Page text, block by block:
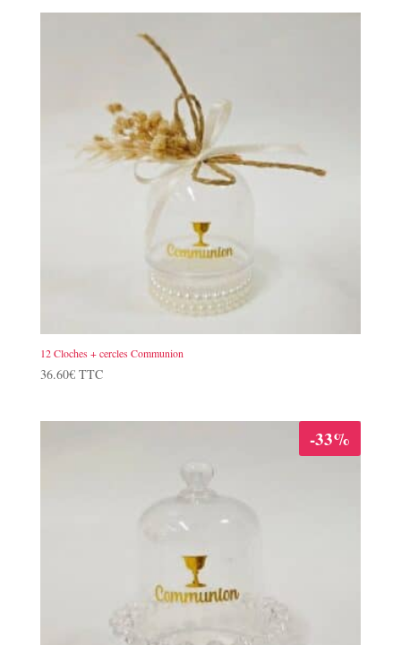
12 Cloches + cercles Communion
36.60€ TTC
-33%